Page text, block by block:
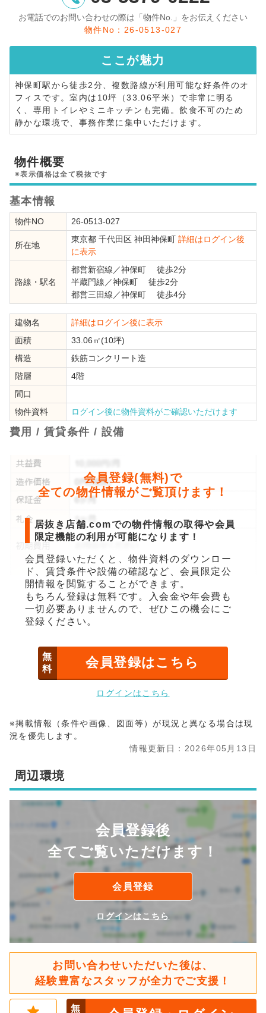
お電話でのお問い合わせの際は「物件No.」をお伝えください
物件No：26-0513-027
ここが魅力
神保町駅から徒歩2分、複数路線が利用可能な好条件のオ
フィスです。室内は10坪（33.06平米）で非常に明る
く、専用トイレやミニキッチンも完備。飲食不可のため
静かな環境で、事務作業に集中いただけます。
物件概要
※表示価格は全て税抜です
基本情報
物件NO 26-0513-027
所在地
東京都 千代田区 神田神保町 詳細はログイン後
に表示
路線・駅名
都営新宿線 ／神保町 徒歩2分
半蔵門線 ／神保町 徒歩2分
都営三田線 ／神保町 徒歩4分
建物名
詳細はログイン後に表示
面積
33.06㎡(10坪)
構造
鉄筋コンクリート造
階層
4階
間口
物件資料
ログイン後に物件資料がご確認いただけます
費用 / 賃貸条件 / 設備
会員登録(無料)で
全ての物件情報がご覧頂けます！
居抜き店舗.comでの物件情報の取得や会員
限定機能の利用が可能になります！
会員登録いただくと、物件資料のダウンロー
ド、賃貸条件や設備の確認など、会員限定公
開情報を閲覧することができます。
もちろん登録は無料です。入会金や年会費も
一切必要ありませんので、ぜひこの機会にご
登録ください。
無
料
会員登録はこちら
ログインはこちら
※掲載情報（条件や画像、図面等）が現況と異なる場合は現
況を優先します。
情報更新日：2026年05月13日
周辺環境
会員登録後
全てご覧いただけます！
会員登録
ログインはこちら
お問い合わせいただいた後は、
経験豊富なスタッフが全力でご支援！
無